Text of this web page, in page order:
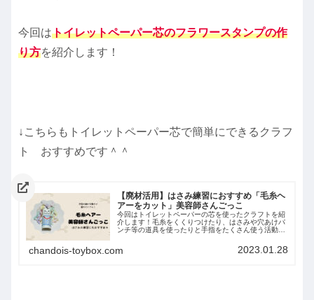
今回はトイレットペーパー芯のフラワースタンプの作
り方を紹介します！
↓こちらもトイレットペーパー芯で簡単にできるクラフ
ト おすすめです＾＾
【廃材活用】はさみ練習におすすめ「毛糸ヘ
アーをカット」美容師さんごっこ
今回はトイレットペーパーの芯を使ったクラフトを紹
介します！毛糸をくくりつけたり、はさみや穴あけパ
ンチ等の道具を使ったりと手指をたくさん使う活動が
ったりのクラフトになっていますので、一度作ってみ
てくださいね。
chandois-toybox.com 2023.01.28